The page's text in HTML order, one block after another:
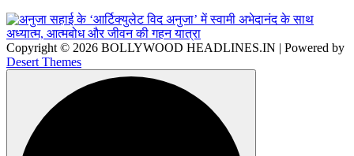
Copyright © 2026 BOLLYWOOD HEADLINES.IN | Powered by
Desert Themes